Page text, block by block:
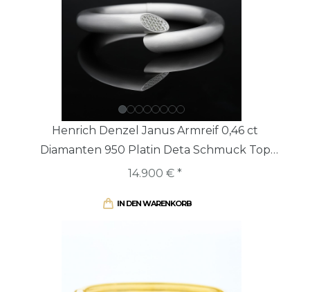
Henrich Denzel Janus Armreif 0,46 ct
Diamanten 950 Platin Deta Schmuck Top
Preis
14.900 € *
IN DEN WARENKORB